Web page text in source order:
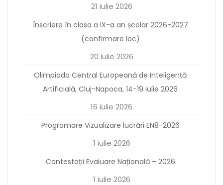
21 iulie 2026
Înscriere în clasa a IX-a an școlar 2026-2027
(confirmare loc)
20 iulie 2026
Olimpiada Central Europeană de Inteligență
Artificială, Cluj-Napoca, 14-19 iulie 2026
16 iulie 2026
Programare Vizualizare lucrări EN8-2026
1 iulie 2026
Contestații Evaluare Națională – 2026
1 iulie 2026